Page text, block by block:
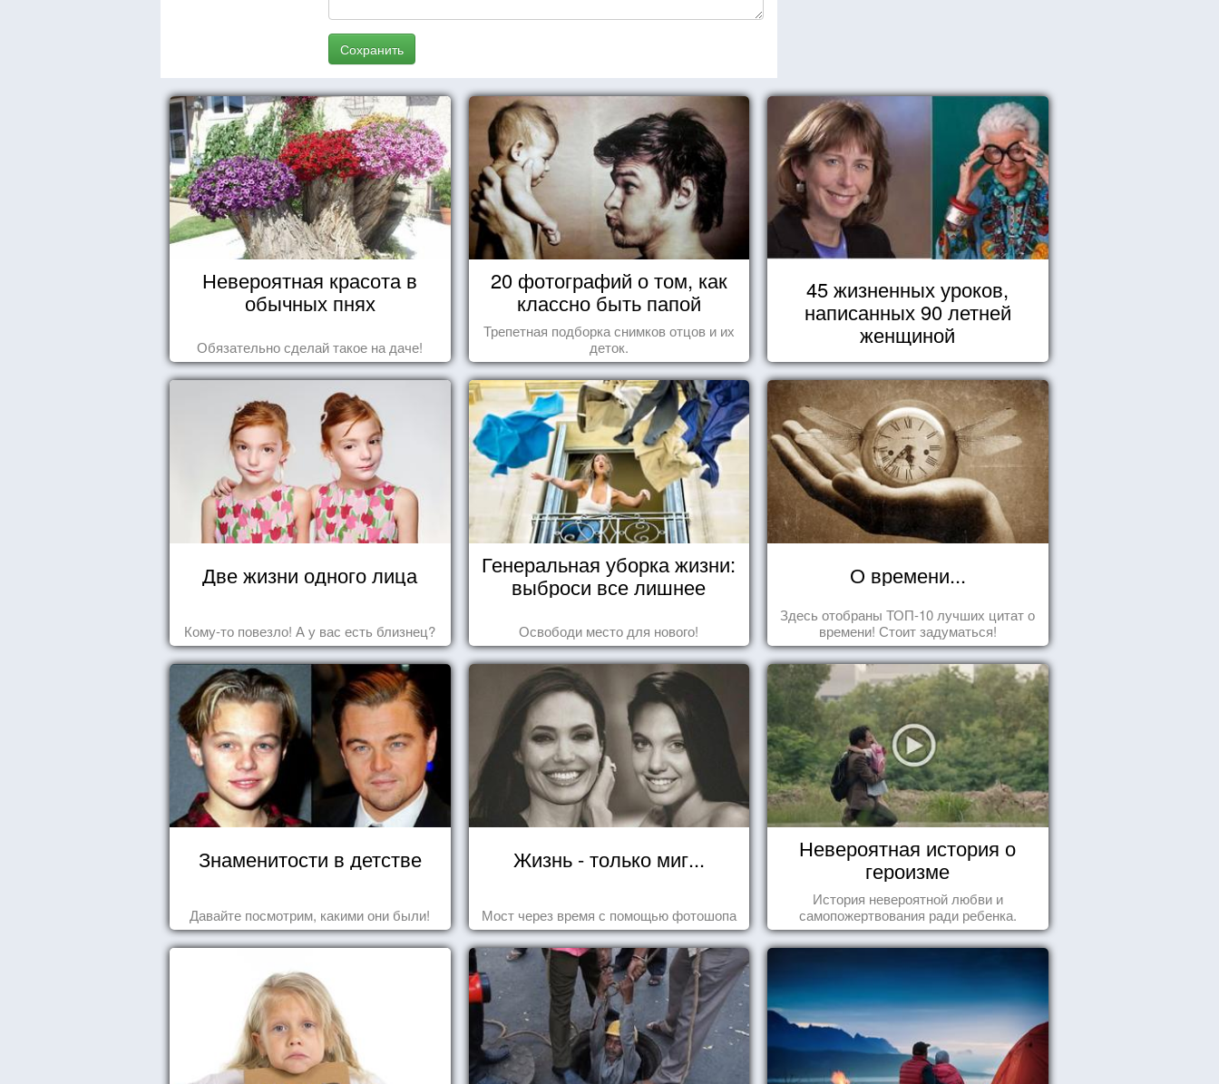
Сохранить
Невероятная красота в
обычных пнях
Обязательно сделай такое на даче!
20 фотографий о том, как
классно быть папой
Трепетная подборка снимков отцов и их
деток.
45 жизненных уроков,
написанных 90 летней
женщиной
Две жизни одного лица
Кому-то повезло! А у вас есть близнец?
Генеральная уборка жизни:
выброси все лишнее
Освободи место для нового!
О времени...
Здесь отобраны ТОП-10 лучших цитат о
времени! Стоит задуматься!
Знаменитости в детстве
Давайте посмотрим, какими они были!
Жизнь - только миг...
Мост через время с помощью фотошопа
Невероятная история о
героизме
История невероятной любви и
самопожертвования ради ребенка.